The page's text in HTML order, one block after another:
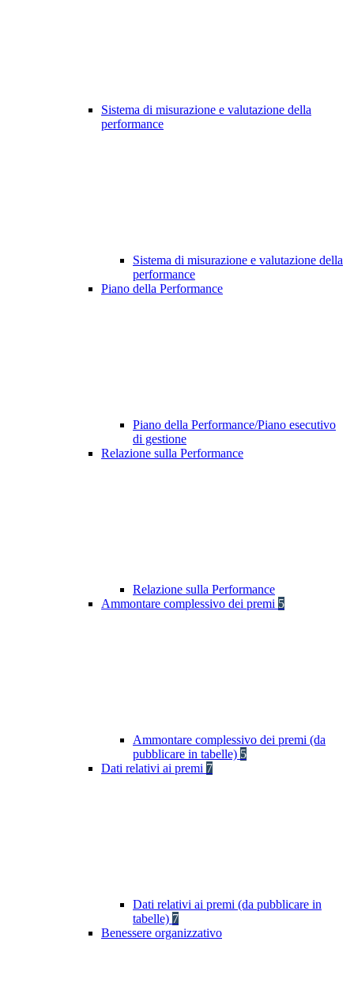
Sistema di misurazione e valutazione della
performance
Sistema di misurazione e valutazione della
performance
Piano della Performance
Piano della Performance/Piano esecutivo
di gestione
Relazione sulla Performance
Relazione sulla Performance
Ammontare complessivo dei premi 5
Ammontare complessivo dei premi (da
pubblicare in tabelle) 5
Dati relativi ai premi 7
Dati relativi ai premi (da pubblicare in
tabelle) 7
Benessere organizzativo